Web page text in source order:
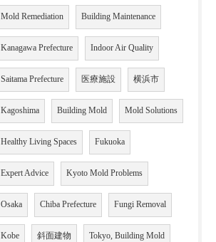
Mold Remediation Building Maintenance
Kanagawa Prefecture Indoor Air Quality
Saitama Prefecture 医療施設 横浜市
Kagoshima Building Mold Mold Solutions
Healthy Living Spaces Fukuoka
Expert Advice Kyoto Mold Problems
Osaka Chiba Prefecture Fungi Removal
Kobe 斜面建物 Tokyo, Building Mold